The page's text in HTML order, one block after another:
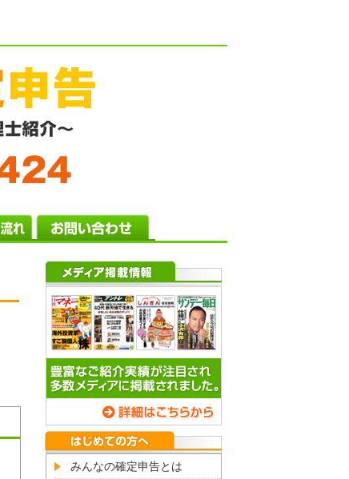
みんなの確定申告とは